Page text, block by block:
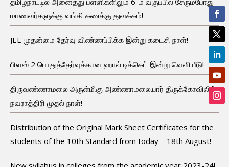
மாணவர்களுக்கு வங்கி கணக்கு துவக்கம்!
JEE முதன்மை தேர்வு விண்ணப்பிக்க இன்று கடைசி நாள்!
பிளஸ் 2 பொதுத்தேர்வுக்கான ஹால் டிக்கெட் இன்று வெளியீடு!
திருவண்ணாமலை அருள்மிகு அண்ணாமலையார் திருக்கோவிலில்
நவராத்திரி முதல் நாள்!
Distribution of the Original Mark Sheet Certificates for the
students of the 10th Standard from today – 18th August!